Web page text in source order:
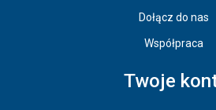
Dołącz do nas
Współpraca
Twoje